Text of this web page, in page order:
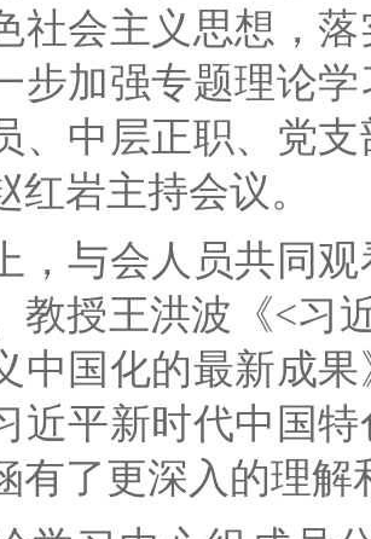
社会主义思想，
步加强专题理论学
、中层正职、党
红岩主持会议。
，与会人员共同
教授王洪波《<习
中国化的最新成
近平新时代中国
有了更深入的理解